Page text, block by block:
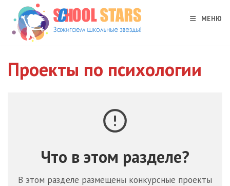
Перейти
содержимому
МЕНЮ
Проекты по психологии
Что в этом разделе?
В этом разделе размещены конкурсные проекты